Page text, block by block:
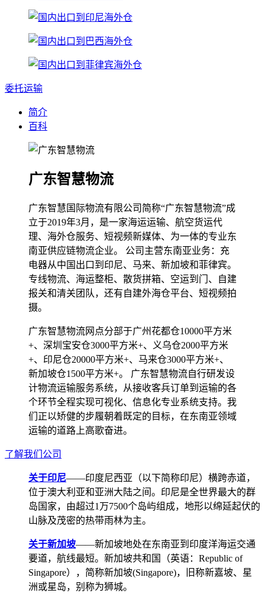
委托运输
简介
百科
广东智慧物流
广东智慧国际物流有限公司简称“广东智慧物流”成
立于2019年3月，是一家海运运输、航空货运代
理、海外仓服务、短视频新媒体、为一体的专业东
南亚供应链物流企业。 公司主营东南亚业务：充
电器从中国出口到印尼、马来、新加坡和菲律宾。
专线物流、海运整柜、散货拼箱、空运到门、自建
报关和清关团队，还有自建外海仓平台、短视频拍
摄。
广东智慧物流网点分部于广州花都仓10000平方米
+、深圳宝安仓3000平方米+、义乌仓2000平方米
+、印尼仓20000平方米+、马来仓3000平方米+、
新加坡仓1500平方米+。 广东智慧物流自行研发设
计物流运输服务系统，从接收客兵订单到运输的各
个环节全程实现可视化、信息化专业系统支持。我
们正以矫健的步履朝着既定的目标，在东南亚领域
运输的道路上高歌奋进。
了解我们公司
关于印尼——印度尼西亚（以下简称印尼）横跨赤道，
位于澳大利亚和亚洲大陆之间。印尼是全世界最大的群
岛国家，由超过1万7500个岛屿组成，地形以绵延起伏的
山脉及茂密的热带雨林为主。
关于新加坡——新加坡地处在东南亚到印度洋海运交通
要道，航线最短。新加坡共和国（英语：Republic of
Singapore），简称新加坡(Singapore)，旧称新嘉坡、星
洲或星岛，别称为狮城。